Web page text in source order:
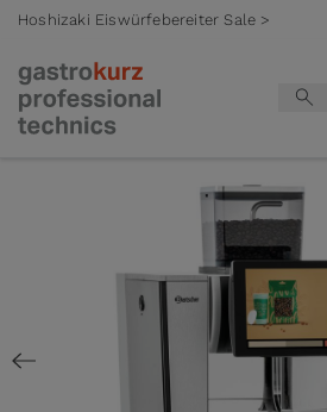
Hoshizaki Eiswürfebereiter Sale >